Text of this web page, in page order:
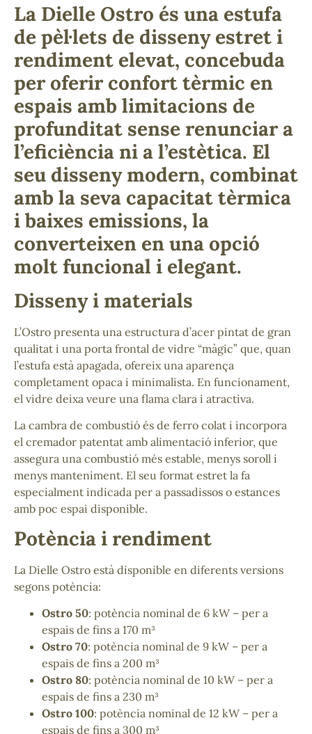
La Dielle Ostro és una estufa
de pèl·lets de disseny estret i
rendiment elevat, concebuda
per oferir confort tèrmic en
espais amb limitacions de
profunditat sense renunciar a
l’eficiència ni a l’estètica. El
seu disseny modern, combinat
amb la seva capacitat tèrmica
i baixes emissions, la
converteixen en una opció
molt funcional i elegant.
Disseny i materials
L’Ostro presenta una estructura d’acer pintat de gran
qualitat i una porta frontal de vidre “màgic” que, quan
l’estufa està apagada, ofereix una aparença
completament opaca i minimalista. En funcionament,
el vidre deixa veure una flama clara i atractiva.
La cambra de combustió és de ferro colat i incorpora
el cremador patentat amb alimentació inferior, que
assegura una combustió més estable, menys soroll i
menys manteniment. El seu format estret la fa
especialment indicada per a passadissos o estances
amb poc espai disponible.
Potència i rendiment
La Dielle Ostro està disponible en diferents versions
segons potència:
Ostro 50: potència nominal de 6 kW – per a
espais de fins a 170 m³
Ostro 70: potència nominal de 9 kW – per a
espais de fins a 200 m³
Ostro 80: potència nominal de 10 kW – per a
espais de fins a 230 m³
Ostro 100: potència nominal de 12 kW – per a
espais de fins a 300 m³